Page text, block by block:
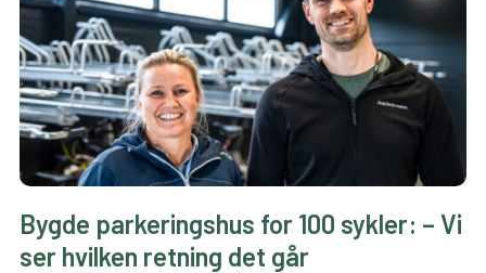
Bygde parkeringshus for 100 sykler: – Vi
ser hvilken retning det går